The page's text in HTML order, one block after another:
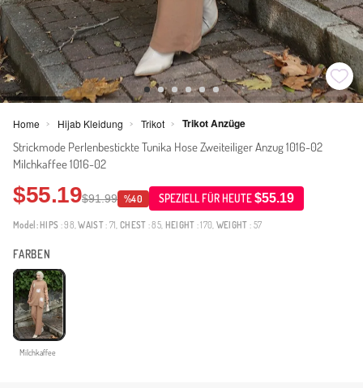
Home > Hijab Kleidung > Trikot > Trikot Anzüge
Strickmode Perlenbestickte Tunika Hose Zweiteiliger Anzug 1016-02
Milchkaffee 1016-02
$55.19$91.99 %40 SPEZIELL FÜR HEUTE$55.19
Model: HIPS : 98,WAIST: 71,CHEST : 85, HEIGHT : 170, WEIGHT : 57
FARBEN
Milchkaffee